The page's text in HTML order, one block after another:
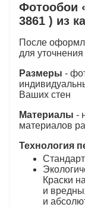
Фотообои
3861 ) из
После
для
Размеры -
Ваших стен
Материалы -
материалов
Технология
Краски
и
и